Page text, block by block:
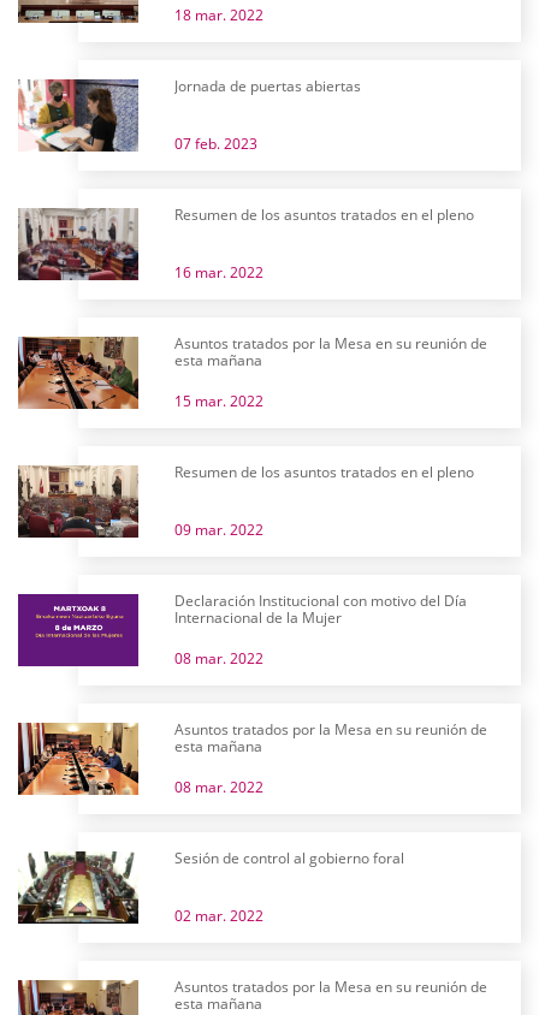
18 mar. 2022
Jornada de puertas abiertas
07 feb. 2023
Resumen de los asuntos tratados en el pleno
16 mar. 2022
Asuntos tratados por la Mesa en su reunión de
esta mañana
15 mar. 2022
Resumen de los asuntos tratados en el pleno
09 mar. 2022
Declaración Institucional con motivo del Día
Internacional de la Mujer
08 mar. 2022
Asuntos tratados por la Mesa en su reunión de
esta mañana
08 mar. 2022
Sesión de control al gobierno foral
02 mar. 2022
Asuntos tratados por la Mesa en su reunión de
esta mañana